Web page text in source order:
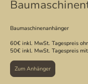
Baumaschinenanhänger
60€ inkl. MwSt. Tagespreis
50€ inkl. MwSt. Tagespreis
Zum Anhänger